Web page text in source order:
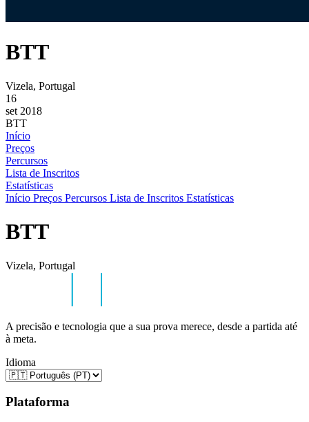
BTT
Vizela, Portugal
16
set 2018
BTT
Início
Preços
Percursos
Lista de Inscritos
Estatísticas
Início Preços Percursos Lista de Inscritos Estatísticas
BTT
Vizela, Portugal
A precisão e tecnologia que a sua prova merece, desde a partida até
à meta.
Idioma
Plataforma